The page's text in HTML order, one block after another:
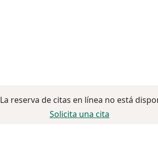
La reserva de citas en línea no está
Solicita una cita